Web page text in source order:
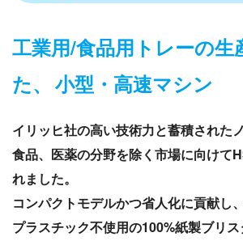
工業用/食品用トレーの生
た、 小型・高速マシン
イリッヒ社の高い技術力と蓄積された
食品、医薬の分野を除く市場に向けて
れました。
コンパクトモデルかつ省人化に貢献し
プラスチック不使用の100%紙製ブリ